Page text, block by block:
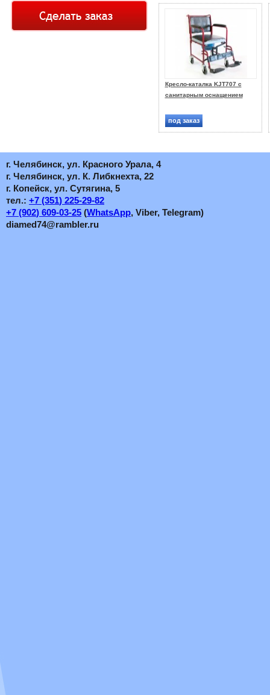
Кресло-каталка KJT707 с
санитарным оснащением
под заказ
г. Челябинск, ул. Красного Урала, 4
г. Челябинск, ул. К. Либкнехта, 22
г. Копейск, ул. Сутягина, 5
тел.: +7 (351) 225-29-82
+7 (902) 609-03-25 (WhatsApp, Viber, Telegram)
diamed74@rambler.ru